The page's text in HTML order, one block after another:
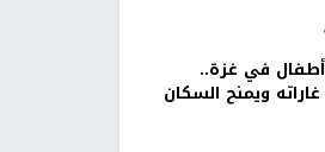
في غزة..
ويمنح السكان